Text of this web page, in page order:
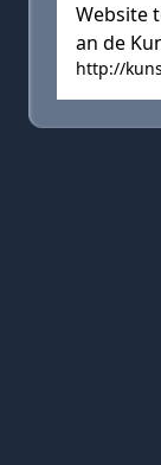
Website
an de
http://